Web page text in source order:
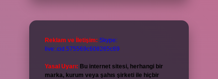
Reklam ve İletişim: Skype:
live:.cid.575569c608265c69
Yasal Uyarı: Bu internet sitesi, herhangi bir
marka, kurum veya şahıs şirketi ile hiçbir